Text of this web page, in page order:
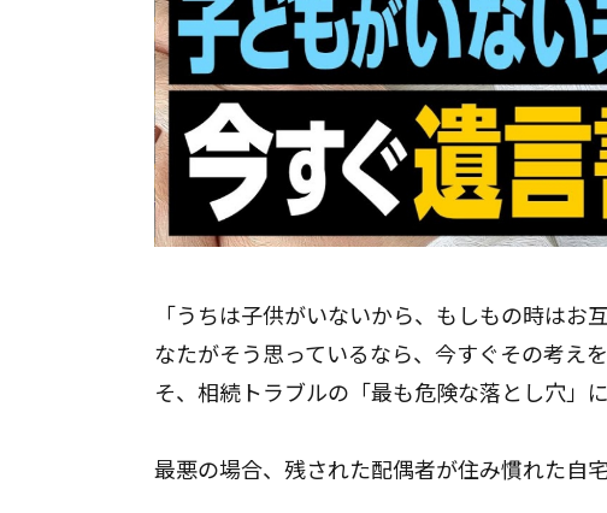
「うちは子供がいないから、もしもの時は
なたがそう思っているなら、今すぐその考え
そ、相続トラブルの「最も危険な落とし穴」
最悪の場合、残された配偶者が住み慣れた自
042-851-7403
対応地域
東京都
：町田市｜多摩市
神奈川県：相模原市｜横
▶対応エリア一覧を見る